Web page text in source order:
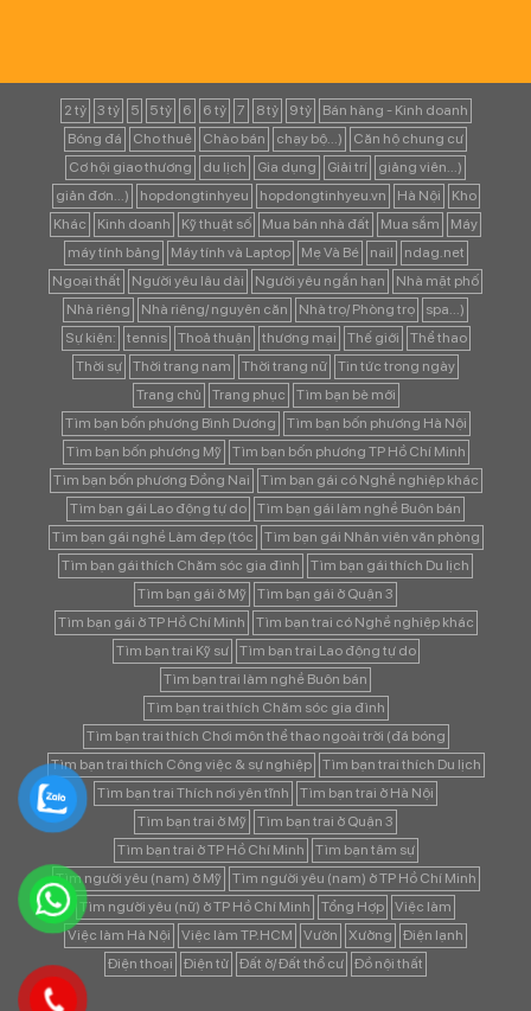
2 tỷ 3 tỷ 5 5 tỷ 6 6 tỷ 7 8 tỷ 9 tỷ
Bán hàng - Kinh doanh
Bóng đá
Cho thuê Chào bán chạy bộ...)
Căn hộ chung cư
Cơ hội giao thương
du lịch Gia dụng Giải trí
giảng viên...)
giản đơn...)
hopdongtinhyeu hopdongtinhyeu.vn Hà Nội
Kho
Khác
Kinh doanh Kỹ thuật số Mua bán nhà đất Mua sắm
Máy
máy tính bảng
Máy tính và Laptop Mẹ Và Bé nail
ndag.net
Ngoại thất
Người yêu lâu dài Người yêu ngắn hạn
Nhà mặt phố
Nhà riêng
Nhà riêng/ nguyên căn Nhà trọ/ Phòng trọ
spa...)
Sự kiện:
tennis Thoả thuận thương mại Thế giới
Thể thao
Thời sự
Thời trang nam Thời trang nữ
Tin tức trong ngày
Trang chủ
Trang phục
Tìm bạn bè mới
Tìm bạn bốn phương Bình Dương
Tìm bạn bốn phương Hà Nội
Tìm bạn bốn phương Mỹ
Tìm bạn bốn phương TP Hồ Chí Minh
Tìm bạn bốn phương Đồng Nai
Tìm bạn gái có Nghề nghiệp khác
Tìm bạn gái Lao động tự do
Tìm bạn gái làm nghề Buôn bán
Tìm bạn gái nghề Làm đẹp (tóc
Tìm bạn gái Nhân viên văn phòng
Tìm bạn gái thích Chăm sóc gia đình
Tìm bạn gái thích Du lịch
Tìm bạn gái ở Mỹ
Tìm bạn gái ở Quận 3
Tìm bạn gái ở TP Hồ Chí Minh
Tìm bạn trai có Nghề nghiệp khác
Tìm bạn trai Kỹ sư
Tìm bạn trai Lao động tự do
Tìm bạn trai làm nghề Buôn bán
Tìm bạn trai thích Chăm sóc gia đình
Tìm bạn trai thích Chơi môn thể thao ngoài trời (đá bóng
Tìm bạn trai thích Công việc & sự nghiệp
Tìm bạn trai thích Du lịch
Tìm bạn trai Thích nơi yên tĩnh
Tìm bạn trai ở Hà Nội
Tìm bạn trai ở Mỹ
Tìm bạn trai ở Quận 3
Tìm bạn trai ở TP Hồ Chí Minh
Tìm bạn tâm sự
Tìm người yêu (nam) ở Mỹ
Tìm người yêu (nam) ở TP Hồ Chí Minh
Tìm người yêu (nữ) ở TP Hồ Chí Minh
Tổng Hợp
Việc làm
Việc làm Hà Nội
Việc làm TP.HCM Vườn Xưởng
Điện lạnh
Điện thoại
Điện tử Đất ở/ Đất thổ cư Đồ nội thất